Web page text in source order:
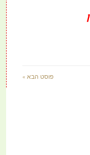
פוסט הבא »